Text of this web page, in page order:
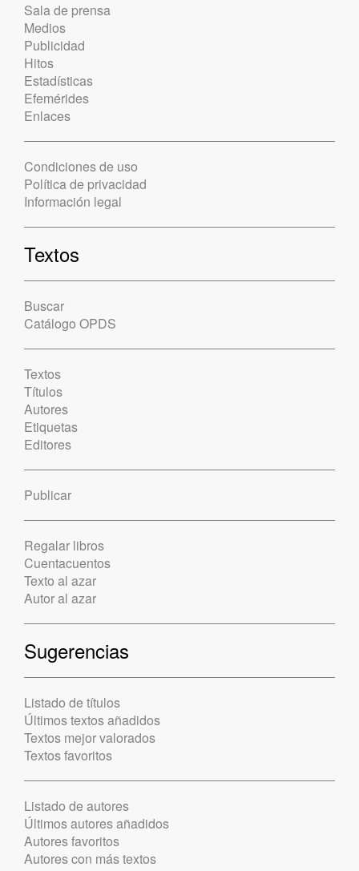
Sala de prensa
Medios
Publicidad
Hitos
Estadísticas
Efemérides
Enlaces
Condiciones de uso
Política de privacidad
Información legal
Textos
Buscar
Catálogo OPDS
Textos
Títulos
Autores
Etiquetas
Editores
Publicar
Regalar libros
Cuentacuentos
Texto al azar
Autor al azar
Sugerencias
Listado de títulos
Últimos textos añadidos
Textos mejor valorados
Textos favoritos
Listado de autores
Últimos autores añadidos
Autores favoritos
Autores con más textos